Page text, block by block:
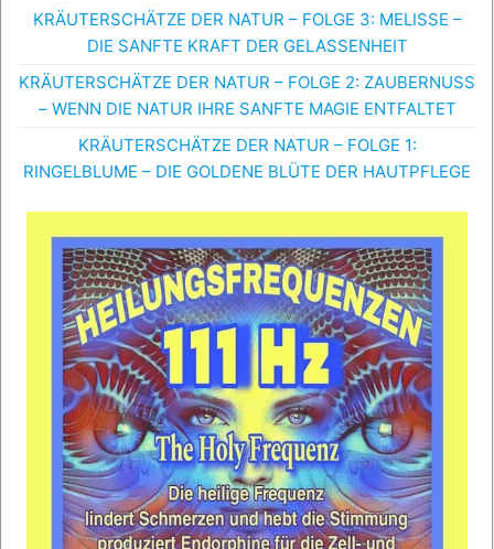
KRÄUTERSCHÄTZE DER NATUR – FOLGE 3: MELISSE –
DIE SANFTE KRAFT DER GELASSENHEIT
KRÄUTERSCHÄTZE DER NATUR – FOLGE 2: ZAUBERNUSS
– WENN DIE NATUR IHRE SANFTE MAGIE ENTFALTET
KRÄUTERSCHÄTZE DER NATUR – FOLGE 1:
RINGELBLUME – DIE GOLDENE BLÜTE DER HAUTPFLEGE